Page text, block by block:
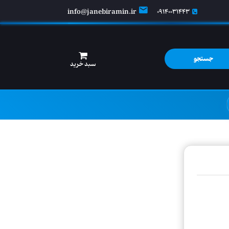
09140031443
info@janebiramin.ir
جستجو
سبد خرید